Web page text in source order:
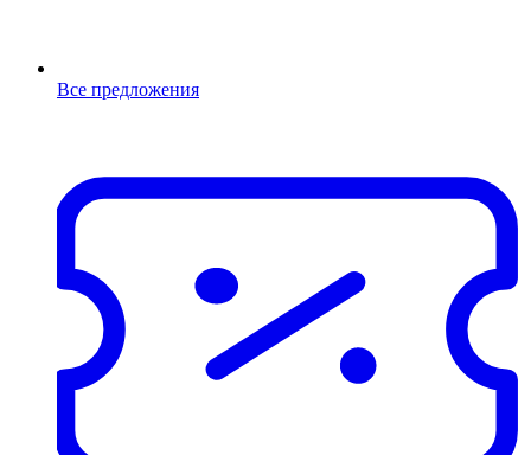
Все предложения